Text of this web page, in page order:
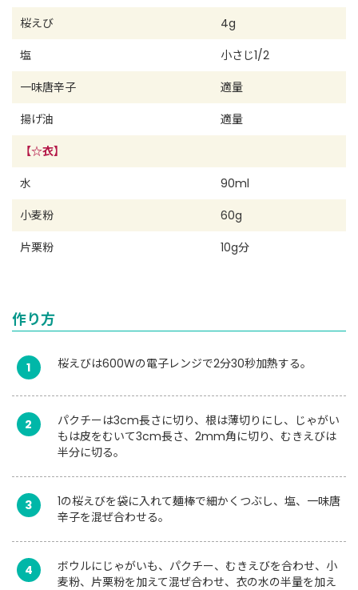
桜えび
4g
塩
小さじ1/2
一味唐辛子
適量
揚げ油
適量
【☆衣】
水
90ml
小麦粉
60g
片栗粉
10g分
作り方
1 桜えびは600Wの電子レンジで2分30秒加熱する。
2
パクチーは3cm長さに切り、根は薄切りにし、じゃがい
もは皮をむいて3cm長さ、2mm角に切り、むきえびは
半分に切る。
3
1の桜えびを袋に入れて麺棒で細かくつぶし、塩、一味唐
辛子を混ぜ合わせる。
4
ボウルにじゃがいも、パクチー、むきえびを合わせ、小
麦粉、片栗粉を加えて混ぜ合わせ、衣の水の半量を加え